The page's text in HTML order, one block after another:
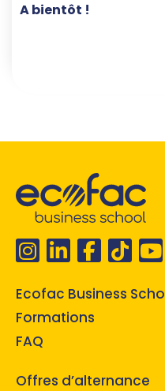
A bientôt !
Ecofac Business
Formations
FAQ
Offres d’alternance